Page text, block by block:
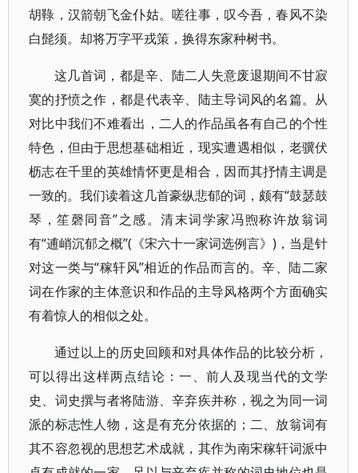
胡䩮，汉箭朝飞金仆姑。嗟往事，叹今吾，春风不染
白髭须。却将万字平戎策，换得东家种树书。
这几首词，都是辛、陆二人失意废退期间不甘寂
寞的抒愤之作，都是代表辛、陆主导词风的名篇。从
对比中我们不难看出，二人的作品虽各有自己的个性
特色，但由于思想基础相近，现实遭遇相似，老骥伏
枥志在千里的英雄情怀更是相合，因而其抒情主调是
一致的。我们读着这几首豪纵悲郁的词，颇有“鼓瑟鼓
琴，笙磬同音”之感。清末词学家冯煦称许放翁词
有“逋峭沉郁之概”(《宋六十一家词选例言》)，当是针
对这一类与“稼轩风”相近的作品而言的。辛、陆二家
词在作家的主体意识和作品的主导风格两个方面确实
有着惊人的相似之处。
通过以上的历史回顾和对具体作品的比较分析，
可以得出这样两点结论：一、前人及现当代的文学
史、词史撰与者将陆游、辛弃疾并称，视之为同一词
派的标志性人物，这是有充分依据的；二、放翁词有
其不容忽视的思想艺术成就，其作为南宋稼轩词派中